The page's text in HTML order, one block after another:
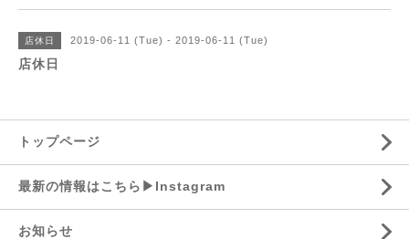
店休日 2019-06-11 (Tue) - 2019-06-11 (Tue)
店休日
トップページ
最新の情報はこちら▶︎Instagram
お知らせ